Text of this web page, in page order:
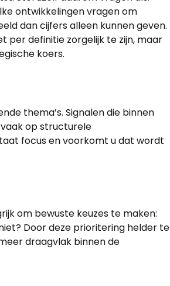
ontwikkelingen vragen om
dan cijfers alleen kunnen geven.
per definitie zorgelijk te zijn, maar
koers.
thema’s. Signalen die binnen
op structurele
focus en voorkomt u dat wordt
om bewuste keuzes te maken:
Door deze prioritering helder te
draagvlak binnen de